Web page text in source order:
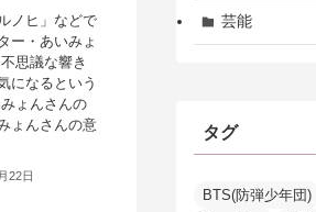
ノヒ」などで
ー・あいみょ
思議な響き
になるという
ょんさんの
ょんさんの意
22日
芸能
タグ
BTS(防弾少年団)